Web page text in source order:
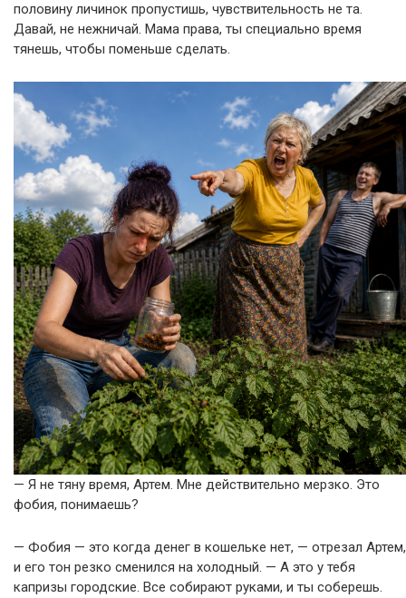
половину личинок пропустишь, чувствительность не та.
Давай, не нежничай. Мама права, ты специально время
тянешь, чтобы поменьше сделать.
— Я не тяну время, Артем. Мне действительно мерзко. Это
фобия, понимаешь?
— Фобия — это когда денег в кошельке нет, — отрезал Артем,
и его тон резко сменился на холодный. — А это у тебя
капризы городские. Все собирают руками, и ты соберешь.